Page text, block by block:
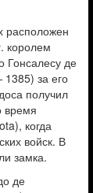
расположен
королем
Гонсалесу де
за его
получил
время
когда
войск. В
замка.
де